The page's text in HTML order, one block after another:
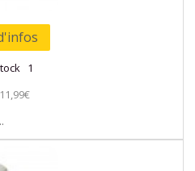
1
11,99€